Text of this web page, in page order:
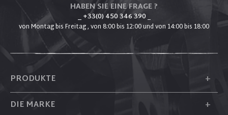
HABEN SIE EINE FRAGE ?
_ +33(0) 450 346 390_
von Montag bis Freitag , von 8:00 bis 12:00 und von 14:00 bis 18:00
PRODUKTE +
DIE MARKE +